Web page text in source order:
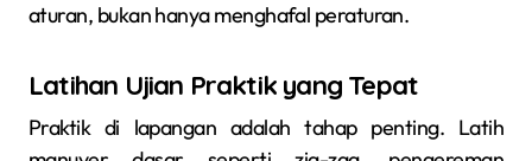
aturan, bukan hanya menghafal peraturan.
Latihan Ujian Praktik yang Tepat
Praktik di lapangan adalah tahap penting. Latih